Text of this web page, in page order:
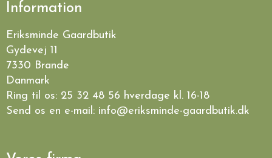
Information
Eriksminde Gaardbutik
Gydevej 11
7330 Brande
Danmark
Ring til os: 25 32 48 56 hverdage kl. 16-18
Send os en e-mail: info@eriksminde-gaardbutik.dk